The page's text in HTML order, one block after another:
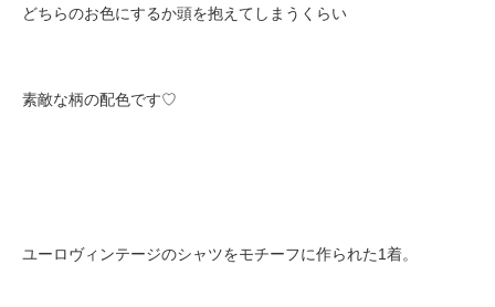
どちらのお色にするか頭を抱えてしまうくらい
素敵な柄の配色です♡
ユーロヴィンテージのシャツをモチーフに作られた1着。